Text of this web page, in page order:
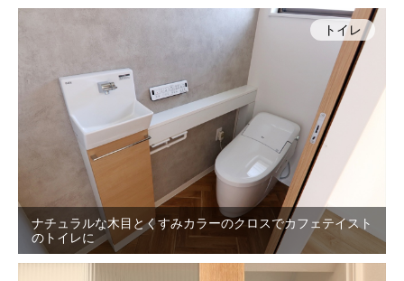
ナチュラルな木目とくすみカラーのクロスでカフェテイスト
のトイレに
トイレ